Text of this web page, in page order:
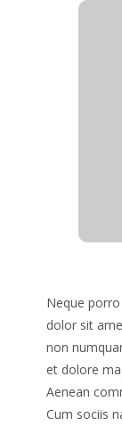
Neque
dolor sit
non
et dolore
Aenean
Cum sociis